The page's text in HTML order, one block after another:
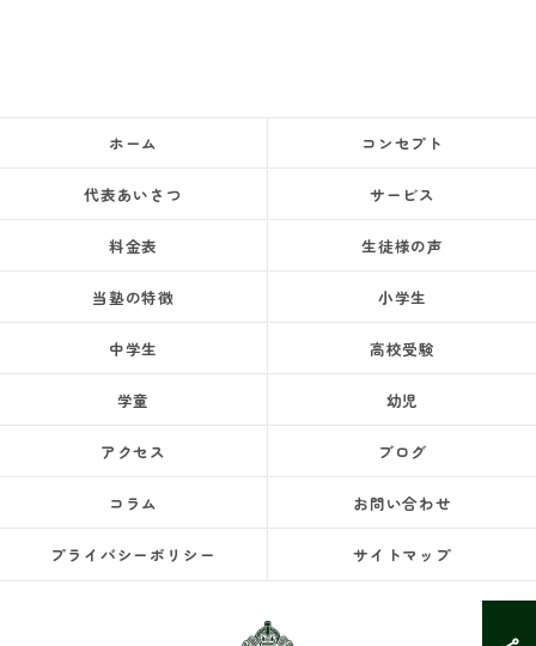
ホーム コンセプト
代表あいさつ サービス
料金表 生徒様の声
当塾の特徴 小学生
中学生 高校受験
学童 幼児
アクセス ブログ
コラム お問い合わせ
プライバシーポリシー サイトマップ